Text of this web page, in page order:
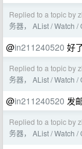
Replied to a topic by
务器， AList / Watch /
@in211240520 好
Replied to a topic by
务器， AList / Watch /
@in211240520 发
Replied to a topic by
务器， AList / Watch /